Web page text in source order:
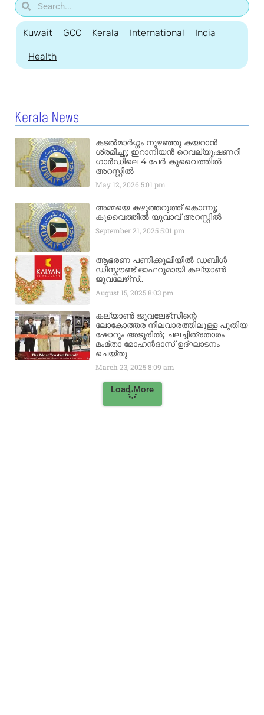
Kuwait GCC Kerala International India
Health
Kerala News
കടൽമാർഗ്ഗം നുഴഞ്ഞു കയറാൻ
ശ്രമിച്ചു; ഇറാനിയൻ റെവല്യൂഷണറി
ഗാർഡിലെ 4 പേർ കുവൈത്തിൽ
അറസ്റ്റിൽ
May 12, 20265:01 pm
അമ്മയെ കഴുത്തറുത്ത് കൊന്നു;
കുവൈത്തിൽ യുവാവ് അറസ്റ്റിൽ
September 21, 20255:01 pm
ആഭരണ പണിക്കൂലിയിൽ ഡബിൾ
ഡിസ്കൗണ്ട് ഓഫറുമായി കല്യാൺ
ജൂവലേഴ്‌സ്..
August 15, 20258:03 pm
കല്യാൺ ജൂവലേഴ്‌സിന്റെ
ലോകോത്തര നിലവാരത്തിലുള്ള പുതിയ
ഷോറൂം അടൂരിൽ; ചലച്ചിത്രതാരം
മംമ്താ മോഹൻദാസ് ഉദ്ഘാടനം
ചെയ്‌തു
March 23, 20258:09 am
Load More